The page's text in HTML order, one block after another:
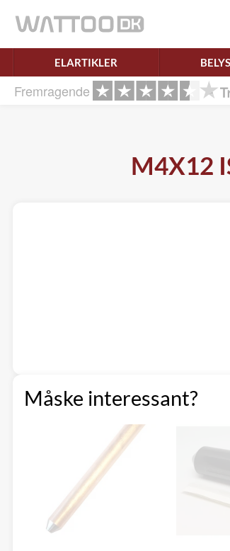
ELARTIKLER
Fremragende
M4X12
Måske interessant?
Ret samtykke!